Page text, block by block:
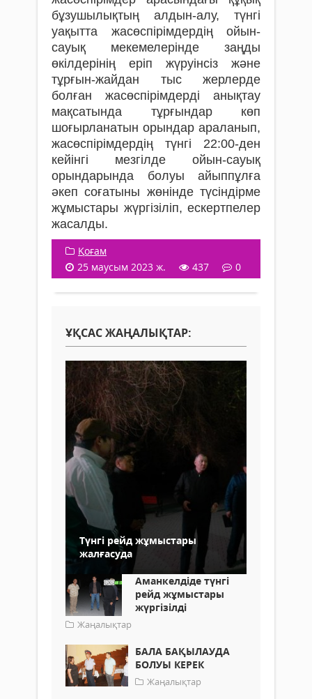
бұзушылықтың алдын-алу, түнгі
уақытта жасөспірімдердің ойын-
сауық мекемелерінде заңды
өкілдерінің еріп жүруінсіз және
тұрғын-жайдан тыс жерлерде
болған жасөспірімдерді анықтау
мақсатында тұрғындар көп
шоғырланатын орындар араланып,
жасөспірімдердің түнгі 22:00-ден
кейінгі мезгілде ойын-сауық
орындарында болуы айыппұлға
әкеп соғатыны жөнінде түсіндірме
жұмыстары жүргізіліп, ескертпелер
жасалды.
Қоғам
25 маусым 2023 ж.
437 0
ҰҚСАС ЖАҢАЛЫҚТАР:
Түнгі рейд жұмыстары
жалғасуда
Аманкелдіде түнгі
рейд жұмыстары
жүргізілді
Жаңалықтар
БАЛА БАҚЫЛАУДА
БОЛУЫ КЕРЕК
Жаңалықтар